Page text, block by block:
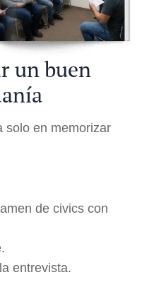
un buen
solo en memorizar
de civics con
entrevista.